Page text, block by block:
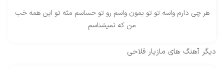
هر چی دارم واسه تو تو بمون واسم رو تو حساسم مثه تو این همه خب
من که نمیشناسم
دیگر آهنگ های مازیار فلاحی